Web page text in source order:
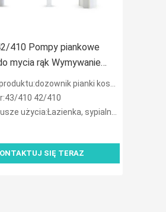
410 Pompy piankowe
mycia rąk Wymywanie
czystej pompy
do mycia rąk
pianki kosmetycznej
410 42/410
użycia:Łazienka, sypialnia, garderoba
SIĘ TERAZ